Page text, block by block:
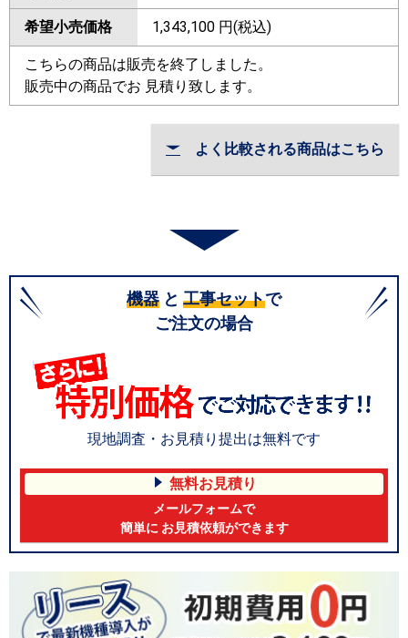
希望小売価格 1,343,100 円(税込)
こちらの商品は販売を終了しました。
販売中の商品でお 見積り致します。
よく比較される商品はこちら
機器 と 工事セットで
ご注文の場合
現地調査・お見積り提出は無料です
無料お見積り
メールフォームで
簡単に お見積依頼ができます